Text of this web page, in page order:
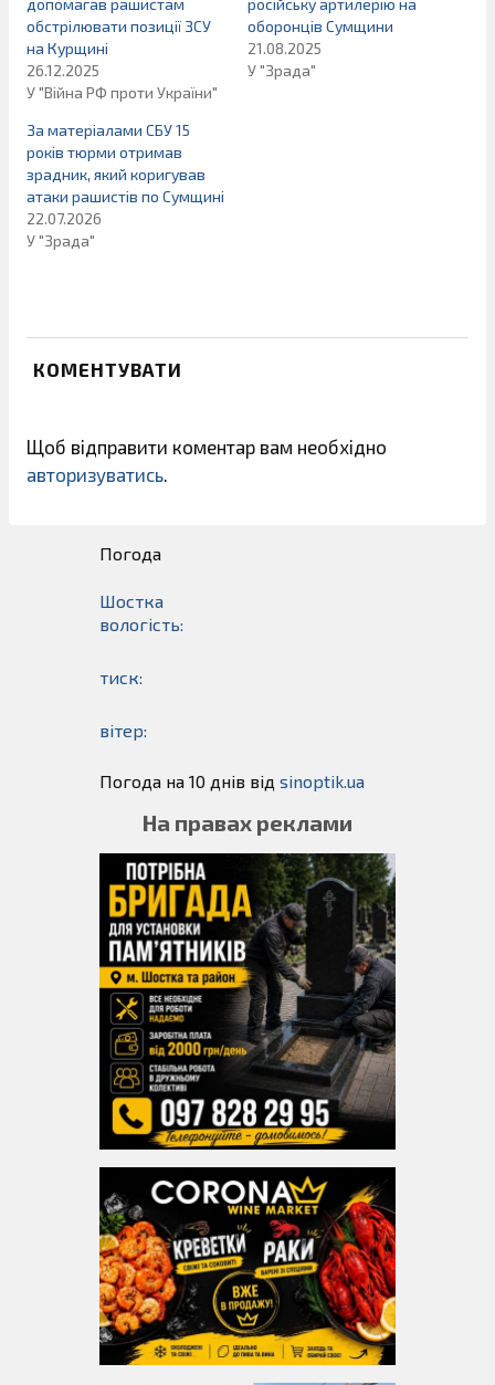
допомагав рашистам
обстрілювати позиції ЗСУ
на Курщині
26.12.2025
У "Війна РФ проти України"
російську артилерію на
оборонців Сумщини
21.08.2025
У "Зрада"
За матеріалами СБУ 15
років тюрми отримав
зрадник, який коригував
атаки рашистів по Сумщині
22.07.2026
У "Зрада"
КОМЕНТУВАТИ
Щоб відправити коментар вам необхідно
авторизуватись
Погода
Шостка
вологість:
тиск:
вітер:
Погода на 10 днів від sinoptik.ua
На правах реклами